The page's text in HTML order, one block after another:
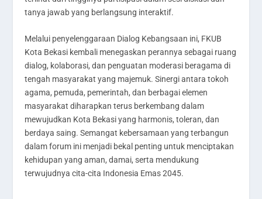
tanya jawab yang berlangsung interaktif.
Melalui penyelenggaraan Dialog Kebangsaan ini, FKUB
Kota Bekasi kembali menegaskan perannya sebagai ruang
dialog, kolaborasi, dan penguatan moderasi beragama di
tengah masyarakat yang majemuk. Sinergi antara tokoh
agama, pemuda, pemerintah, dan berbagai elemen
masyarakat diharapkan terus berkembang dalam
mewujudkan Kota Bekasi yang harmonis, toleran, dan
berdaya saing. Semangat kebersamaan yang terbangun
dalam forum ini menjadi bekal penting untuk menciptakan
kehidupan yang aman, damai, serta mendukung
terwujudnya cita-cita Indonesia Emas 2045.